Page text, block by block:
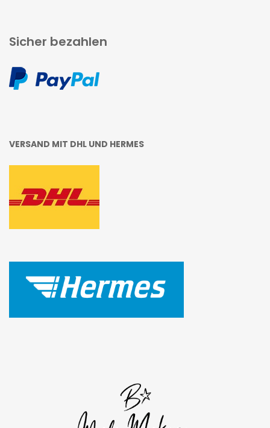
Sicher bezahlen
VERSAND MIT DHL UND HERMES